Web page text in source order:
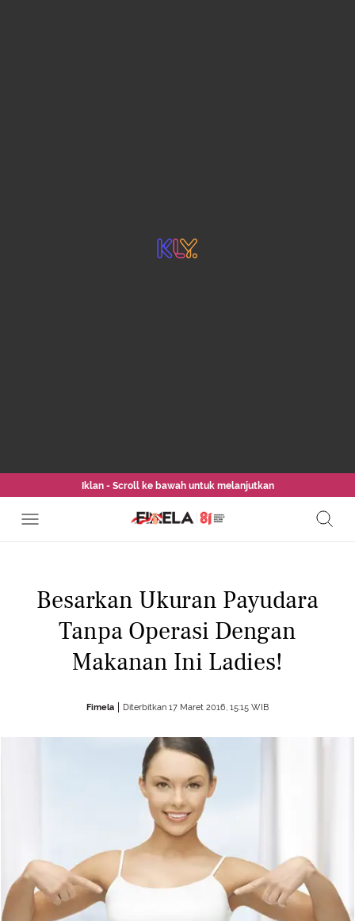
Iklan - Scroll ke bawah untuk melanjutkan
Besarkan Ukuran Payudara
Tanpa Operasi Dengan
Makanan Ini Ladies!
Fimela Diterbitkan 17 Maret 2016, 15:15 WIB